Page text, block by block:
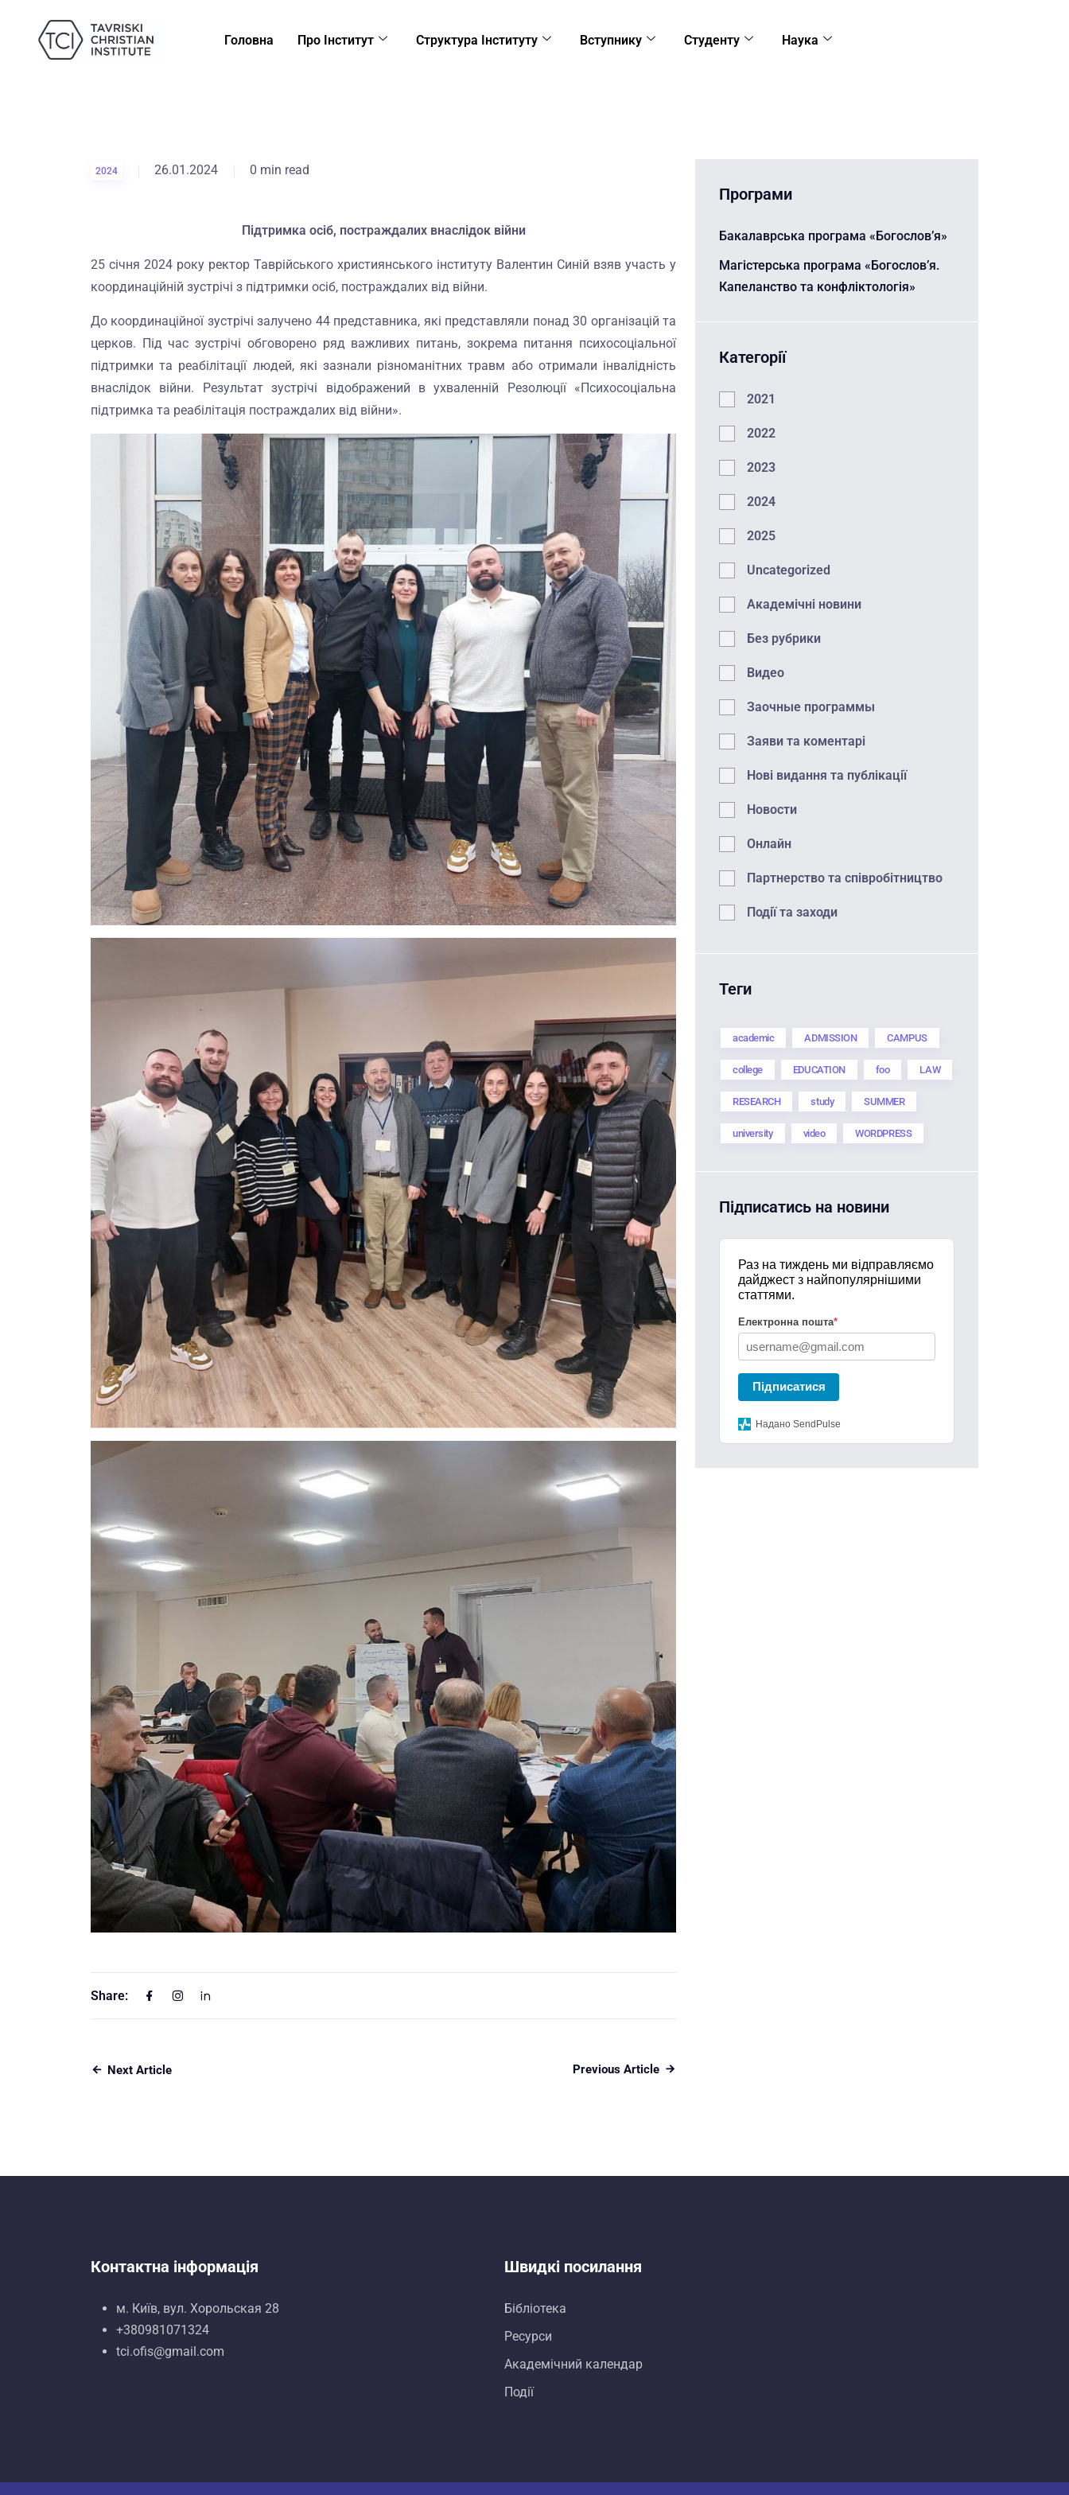
Головна Про Інститут Структура Інституту Вступнику Студенту Наука
2024 26.01.2024 0 min read
Підтримка осіб, постраждалих внаслідок війни
25 січня 2024 року ректор Таврійського християнського інституту Валентин Синій взяв участь у
координаційній зустрічі з підтримки осіб, постраждалих від війни.
До координаційної зустрічі залучено 44 представника, які представляли понад 30 організацій та
церков. Під час зустрічі обговорено ряд важливих питань, зокрема питання психосоціальної
підтримки та реабілітації людей, які зазнали різноманітних травм або отримали інвалідність
внаслідок війни. Результат зустрічі відображений в ухваленній Резолюції «Психосоціальна
підтримка та реабілітація постраждалих від війни».
Share:
Next Article Previous Article
Програми
Бакалаврська програма «Богослов’я»
Магістерська програма «Богослов’я.
Капеланство та конфліктологія»
Категорії
2021
2022
2023
2024
2025
Uncategorized
Академічні новини
Без рубрики
Видео
Заочные программы
Заяви та коментарі
Нові видання та публікації
Новости
Онлайн
Партнерство та співробітництво
Події та заходи
Теги
academic ADMISSION CAMPUS
college EDUCATION foo LAW
RESEARCH study SUMMER
university video WORDPRESS
Підписатись на новини
Раз на тиждень ми відправляємо
дайджест з найпопулярнішими
статтями.
Електронна пошта*
Підписатися
Надано SendPulse
Контактна інформація
м. Київ, вул. Хорольская 28
+380981071324
tci.ofis@gmail.com
Швидкі посилання
Бібліотека
Ресурси
Академічний календар
Події